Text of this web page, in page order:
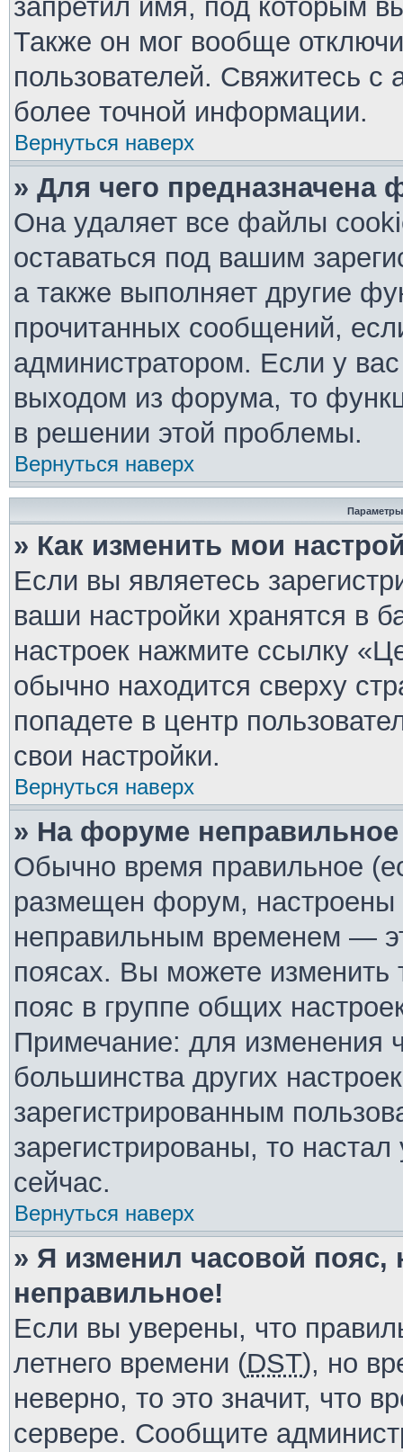
запретил имя, под которым
Также он мог вообще
пользователей. Свяжитесь с
более точной информации.
Вернуться наверх
» Для чего предназначена
Она удаляет все файлы
оставаться под вашим
а также выполняет другие
прочитанных сообщений,
администратором. Если у
выходом из форума, то
в решении этой проблемы.
Вернуться наверх
Параметры
» Как изменить мои
Если вы являетесь
ваши настройки хранятся в
настроек нажмите ссылку
обычно находится сверху
попадете в центр
свои настройки.
Вернуться наверх
» На форуме
Обычно время правильное
размещен форум, настроены
неправильным временем —
поясах. Вы можете изменить
пояс в группе общих
Примечание: для изменения
большинства других
зарегистрированным
зарегистрированы, то
сейчас.
Вернуться наверх
» Я изменил часовой пояс,
неправильное!
Если вы уверены, что
летнего времени (DST), но
неверно, то это значит, что
сервере. Сообщите